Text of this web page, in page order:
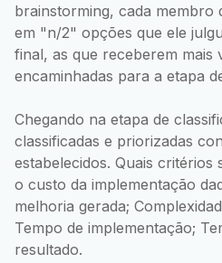
brainstorming, cada membro
em "n/2" opções que ele
final, as que receberem mais
encaminhadas para a etapa
Chegando na etapa de
classificadas e priorizadas
estabelecidos. Quais critérios
o custo da implementação
melhoria gerada;
Tempo de implementação;
resultado.